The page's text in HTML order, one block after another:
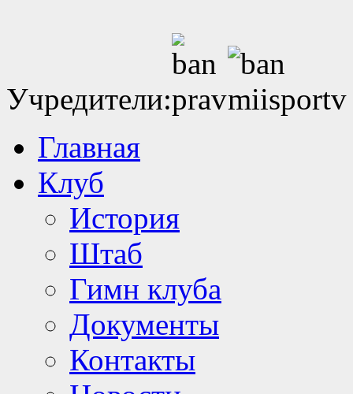
Учредители:
Главная
Клуб
История
Штаб
Гимн клуба
Документы
Контакты